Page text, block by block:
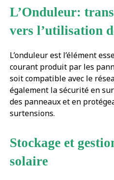
L’Onduleur:
vers l’utilisation
L’onduleur est l’élément
courant produit par les
soit compatible avec le
également la sécurité en
des panneaux et en
surtensions.
Stockage et
solaire